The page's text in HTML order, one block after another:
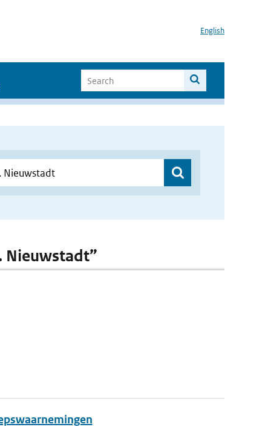
English
Nieuwstadt”